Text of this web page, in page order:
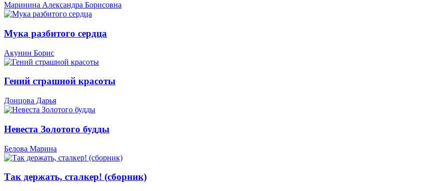
Маринина Александра Борисовна
Мука разбитого сердца
Акунин Борис
Гений страшной красоты
Донцова Дарья
Невеста Золотого будды
Белова Марина
Так держать, сталкер! (сборник)